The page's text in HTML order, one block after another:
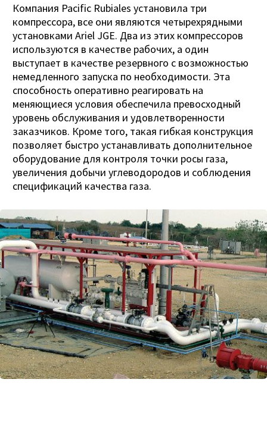
Компания Pacific Rubiales установила три
компрессора, все они являются четырехрядными
установками Ariel JGE. Два из этих компрессоров
используются в качестве рабочих, а один
выступает в качестве резервного с возможностью
немедленного запуска по необходимости. Эта
способность оперативно реагировать на
меняющиеся условия обеспечила превосходный
уровень обслуживания и удовлетворенности
заказчиков. Кроме того, такая гибкая конструкция
позволяет быстро устанавливать дополнительное
оборудование для контроля точки росы газа,
увеличения добычи углеводородов и соблюдения
спецификаций качества газа.